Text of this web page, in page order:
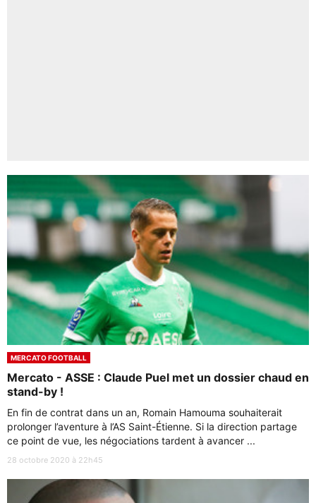
MERCATO FOOTBALL
Mercato - ASSE : Claude Puel met un dossier chaud en
stand-by !
En fin de contrat dans un an, Romain Hamouma souhaiterait
prolonger l’aventure à l’AS Saint-Étienne. Si la direction partage
ce point de vue, les négociations tardent à avancer ...
28 octobre 2020 à 22h45